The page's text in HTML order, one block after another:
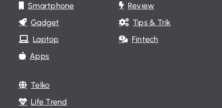
Smartphone
Gadget
Laptop
Apps
Review
Tips & Trik
Fintech
Telko
Life Trend